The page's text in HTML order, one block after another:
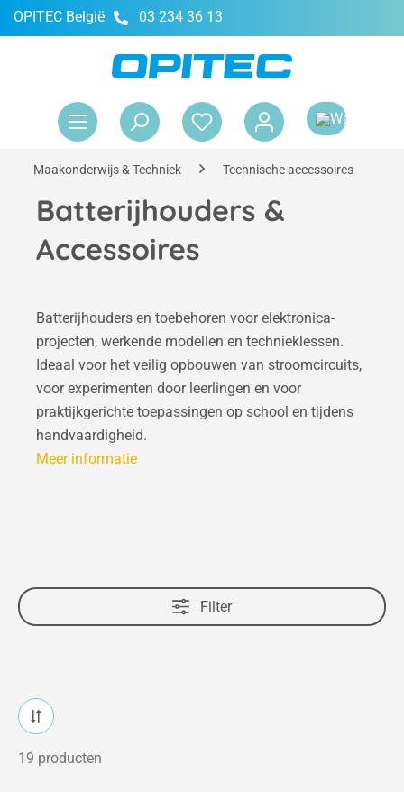
OPITEC België 03 234 36 13
Maakonderwijs & Techniek Technische accessoires
Batterijhouders &
Accessoires
Batterijhouders en toebehoren voor elektronica-
projecten, werkende modellen en technieklessen.
Ideaal voor het veilig opbouwen van stroomcircuits,
voor experimenten door leerlingen en voor
praktijkgerichte toepassingen op school en tijdens
handvaardigheid.
Meer informatie
Filter
19 producten